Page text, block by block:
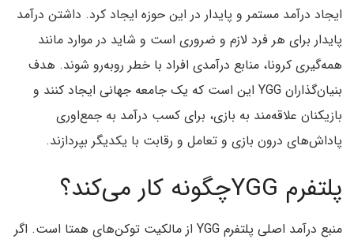
ایجاد درآمد مستمر و پایدار در این حوزه ایجاد کرد. داشتن درآمد
پایدار برای هر فرد لازم و ضروری است و شاید در موارد مانند
همه‌گیری کرونا، منابع درآمدی افراد با خطر روبه‌رو شوند. هدف
بنیان‌گذاران YGG این است که یک جامعه جهانی ایجاد کنند و
بازیکنان علاقه‌مند به بازی، برای کسب درآمد به جمع‌اوری
پاداش‌های درون بازی و تعامل و رقابت با یکدیگر بپردازند.
پلتفرم YGGچگونه کار می‌کند؟
منبع درآمد اصلی پلتفرم YGG از مالکیت توکن‌های همتا است. اگر